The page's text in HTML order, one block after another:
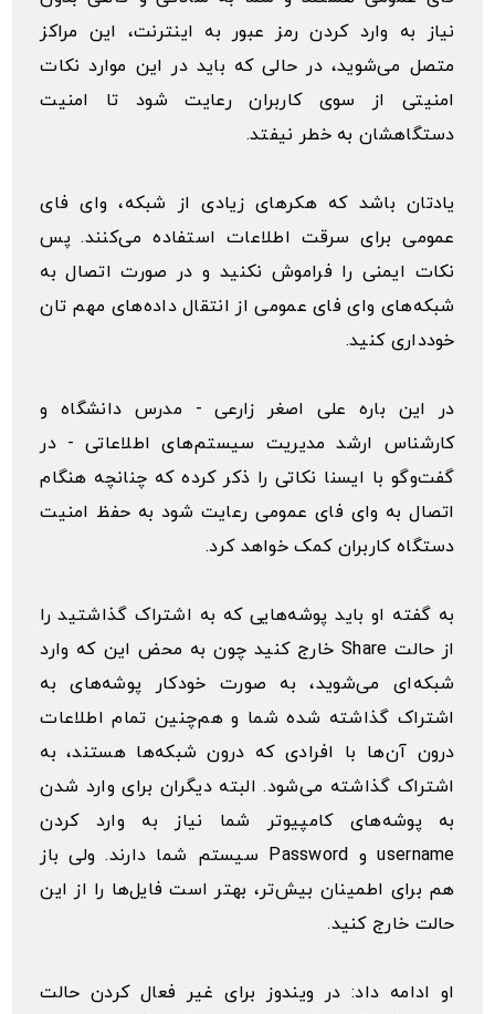
نیاز به وارد کردن رمز عبور به اینترنت، این مراکز
متصل می‌شوید، در حالی که باید در این موارد نکات
امنیتی از سوی کاربران رعایت شود تا امنیت
دستگاهشان به خطر نیفتد.
یادتان باشد که هکرهای زیادی از شبکه، وای فای
عمومی برای سرقت اطلاعات استفاده می‌کنند. پس
نکات ایمنی را فراموش نکنید و در صورت اتصال به
شبکه‌های وای فای عمومی از انتقال داده‌های مهم تان
خودداری کنید.
در این باره علی اصغر زارعی - مدرس دانشگاه و
کارشناس ارشد مدیریت سیستم‌های اطلاعاتی - در
گفت‌وگو با ایسنا نکاتی را ذکر کرده که چنانچه هنگام
اتصال به وای فای عمومی رعایت شود به حفظ امنیت
دستگاه کاربران کمک خواهد کرد.
به گفته او باید پوشه‌هایی که به اشتراک گذاشتید را
از حالت Share خارج کنید چون به محض این که وارد
شبکه‌ای می‌شوید، به صورت خودکار پوشه‌های به
اشتراک گذاشته شده شما و هم‌چنین تمام اطلاعات
درون آن‌ها با افرادی که درون شبکه‌ها هستند، به
اشتراک گذاشته می‌شود. البته دیگران برای وارد شدن
به پوشه‌های کامپیوتر شما نیاز به وارد کردن
username و Password سیستم شما دارند. ولی باز
هم برای اطمینان بیش‌تر، بهتر است فایل‌ها را از این
حالت خارج کنید.
او ادامه داد: در ویندوز برای غیر فعال کردن حالت